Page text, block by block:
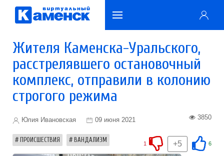
Жителя Каменска-Уральского,
расстрелявшего остановочный
комплекс, отправили в колонию
строгого режима
Юлия Ивановская 09 июня 2021 3850
ПРОИСШЕСТВИЯ ВАНДАЛИЗМ 6
+5
1